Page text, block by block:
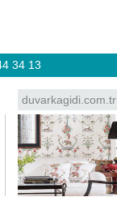
34 13
duvarkagidi.com.tr